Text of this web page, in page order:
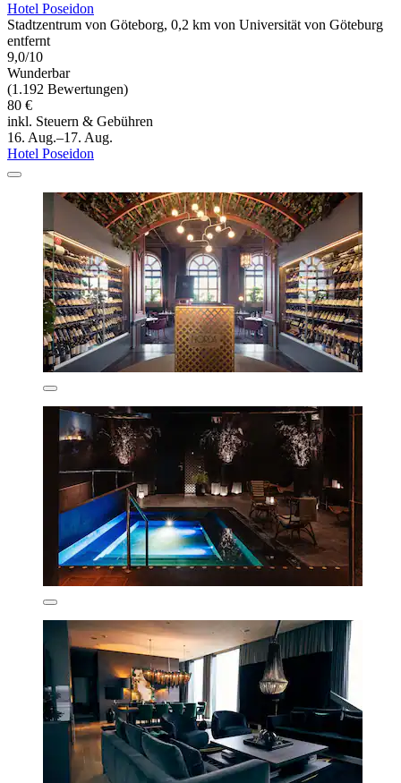
Hotel Poseidon
Stadtzentrum von Göteborg, 0,2 km von Universität von Göteburg
entfernt
9,0/10
Wunderbar
(1.192 Bewertungen)
80 €
inkl. Steuern & Gebühren
16. Aug.–17. Aug.
Hotel Poseidon